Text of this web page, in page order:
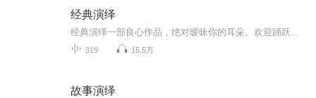
经典演绎
319 16.5万
故事演绎